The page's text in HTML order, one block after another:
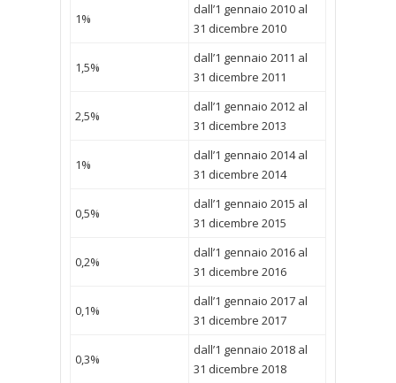
1%
dall’1 gennaio 2010 al
31 dicembre 2010
1,5%
dall’1 gennaio 2011 al
31 dicembre 2011
2,5%
dall’1 gennaio 2012 al
31 dicembre 2013
1%
dall’1 gennaio 2014 al
31 dicembre 2014
0,5%
dall’1 gennaio 2015 al
31 dicembre 2015
0,2%
dall’1 gennaio 2016 al
31 dicembre 2016
0,1%
dall’1 gennaio 2017 al
31 dicembre 2017
0,3%
dall’1 gennaio 2018 al
31 dicembre 2018